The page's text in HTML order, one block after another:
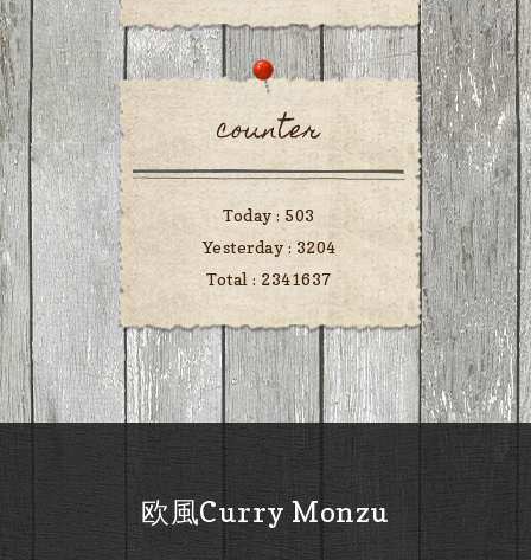
counter
Today : 503
Yesterday : 3204
Total : 2341637
欧風Curry Monzu